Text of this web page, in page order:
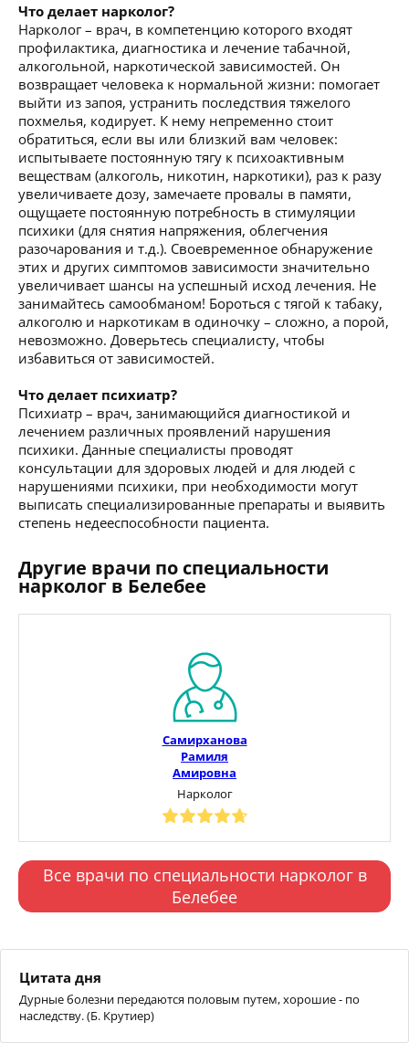
Что делает нарколог?
Нарколог – врач, в компетенцию которого входят
профилактика, диагностика и лечение табачной,
алкогольной, наркотической зависимостей. Он
возвращает человека к нормальной жизни: помогает
выйти из запоя, устранить последствия тяжелого
похмелья, кодирует. К нему непременно стоит
обратиться, если вы или близкий вам человек:
испытываете постоянную тягу к психоактивным
веществам (алкоголь, никотин, наркотики), раз к разу
увеличиваете дозу, замечаете провалы в памяти,
ощущаете постоянную потребность в стимуляции
психики (для снятия напряжения, облегчения
разочарования и т.д.). Своевременное обнаружение
этих и других симптомов зависимости значительно
увеличивает шансы на успешный исход лечения. Не
занимайтесь самообманом! Бороться с тягой к табаку,
алкоголю и наркотикам в одиночку – сложно, а порой,
невозможно. Доверьтесь специалисту, чтобы
избавиться от зависимостей.
Что делает психиатр?
Психиатр – врач, занимающийся диагностикой и
лечением различных проявлений нарушения
психики. Данные специалисты проводят
консультации для здоровых людей и для людей с
нарушениями психики, при необходимости могут
выписать специализированные препараты и выявить
степень недееспособности пациента.
Другие врачи по специальности
нарколог в Белебее
Самирханова
Рамиля
Амировна
Нарколог
Все врачи по специальности нарколог в
Белебее
Цитата дня
Дурные болезни передаются половым путем, хорошие - по
наследству. (Б. Крутиер)